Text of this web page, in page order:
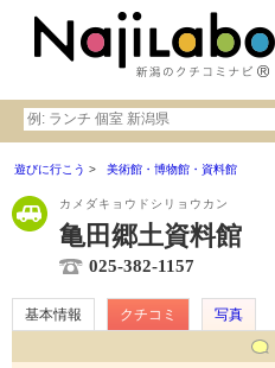
遊びに行こう 美術館・博物館・資料館
カメダキョウドシリョウカン
亀田郷土資料館
025-382-1157
基本情報 クチコミ
写真